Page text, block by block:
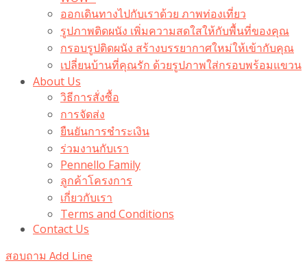
ออกเดินทางไปกับเราด้วย ภาพท่องเที่ยว
รูปภาพติดผนัง เพิ่มความสดใสให้กับพื้นที่ของคุณ
กรอบรูปติดผนัง สร้างบรรยากาศใหม่ให้เข้ากับคุณ
เปลี่ยนบ้านที่คุณรัก ด้วยรูปภาพใส่กรอบพร้อมแขวน​
About Us
วิธีการสั่งซื้อ
การจัดส่ง
ยืนยันการชำระเงิน
ร่วมงานกับเรา
Pennello Family
ลูกค้าโครงการ
เกี่ยวกับเรา
Terms and Conditions
Contact Us
สอบถาม Add Line